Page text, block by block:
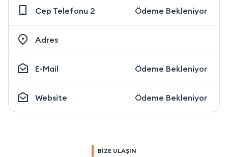
Cep Telefonu 2 Ödeme Bekleniyor
Adres
E-Mail Ödeme Bekleniyor
Website Ödeme Bekleniyor
BİZE ULAŞIN